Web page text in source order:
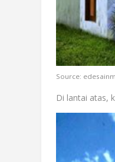
Source:
Di lantai atas,